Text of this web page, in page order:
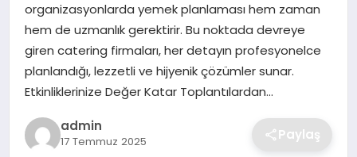
SAĞLIK
SIYASET
TEKNOLOJI
organizasyonlarda yemek planlaması hem zaman
hem de uzmanlık gerektirir. Bu noktada devreye
giren catering firmaları, her detayın profesyonelce
planlandığı, lezzetli ve hijyenik çözümler sunar.
Etkinliklerinize Değer Katar Toplantılardan…
admin
17 Temmuz 2025 Paylaş